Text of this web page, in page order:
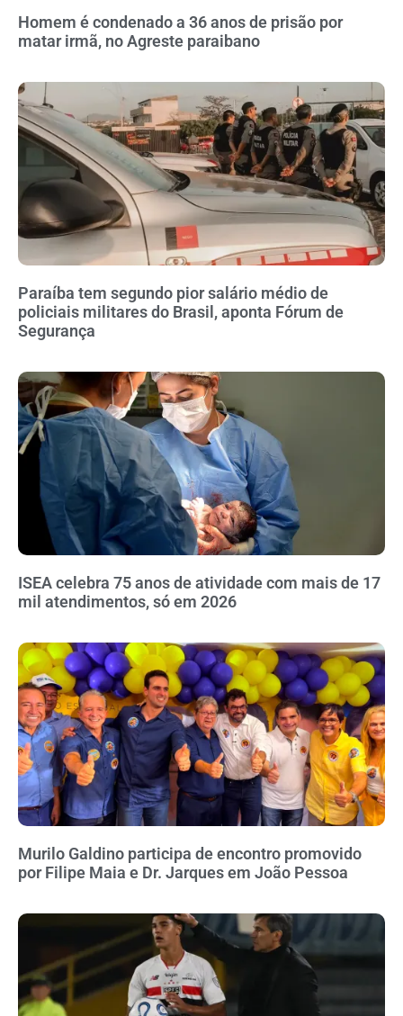
Homem é condenado a 36 anos de prisão por
matar irmã, no Agreste paraibano
Paraíba tem segundo pior salário médio de
policiais militares do Brasil, aponta Fórum de
Segurança
ISEA celebra 75 anos de atividade com mais de 17
mil atendimentos, só em 2026
Murilo Galdino participa de encontro promovido
por Filipe Maia e Dr. Jarques em João Pessoa